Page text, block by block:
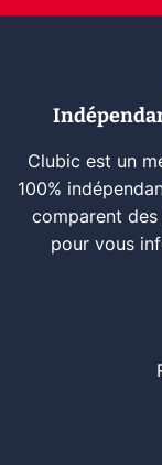
Clubic est un
100%
comparent
pour vous